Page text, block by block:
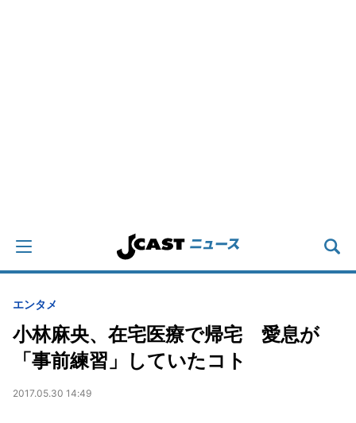
エンタメ
小林麻央、在宅医療で帰宅 愛息が
「事前練習」していたコト
2017.05.30 14:49